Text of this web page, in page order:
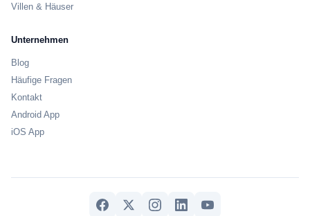
Villen & Häuser
Unternehmen
Blog
Häufige Fragen
Kontakt
Android App
iOS App